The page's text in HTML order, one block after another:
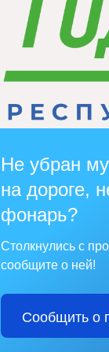
Не убран
на дороге,
фонарь?
Столкнулись с
сообщите о ней!
Сообщить о